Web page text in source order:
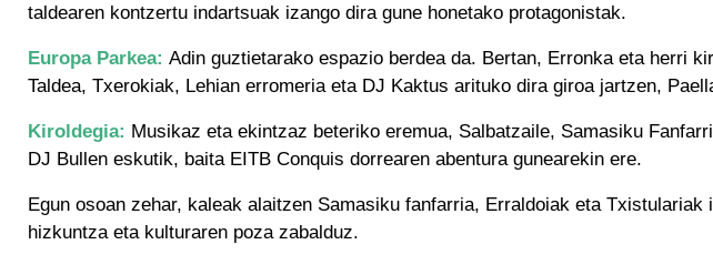
taldearen kontzertu indartsuak izango dira gune honetako protagonistak.
Europa Parkea:Adin guztietarako espazio berdea da. Bertan, Erronka eta herri
Taldea, Txerokiak, Lehian erromeria eta DJ Kaktus arituko dira giroa jartzen,
Kiroldegia: Musikaz eta ekintzaz beteriko eremua, Salbatzaile, Samasiku
DJ Bullen eskutik, baita EITB Conquis dorrearen abentura gunearekin ere.
Egun osoan zehar, kaleak alaitzen Samasiku fanfarria, Erraldoiak eta Txistulariak
hizkuntza eta kulturaren poza zabalduz.